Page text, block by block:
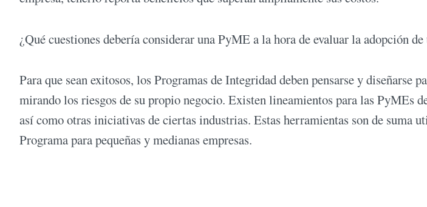
¿Qué cuestiones debería considerar una PyME a la hora de evaluar la adopción
Para que sean exitosos, los Programas de Integridad deben pensarse y diseñarse
mirando los riesgos de su propio negocio. Existen lineamientos para las PyMEs
así como otras iniciativas de ciertas industrias. Estas herramientas son de suma
Programa para pequeñas y medianas empresas.